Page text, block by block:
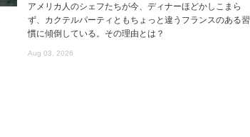
アメリカ人のシェフたちが今、ディナーほどかしこまら
ず、カクテルパーティともちょっと違うフランスのある習
慣に傾倒している。その理由とは？
Aug 03, 2026